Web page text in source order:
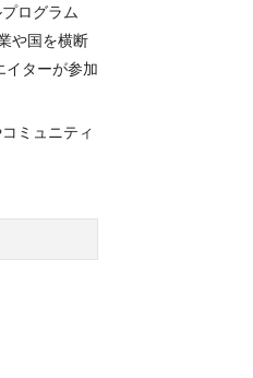
ログラム
や国を横断
イターが参加
ミュニティ